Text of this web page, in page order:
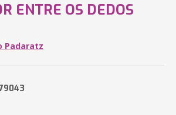
ENTRE OS DEDOS
Padaratz